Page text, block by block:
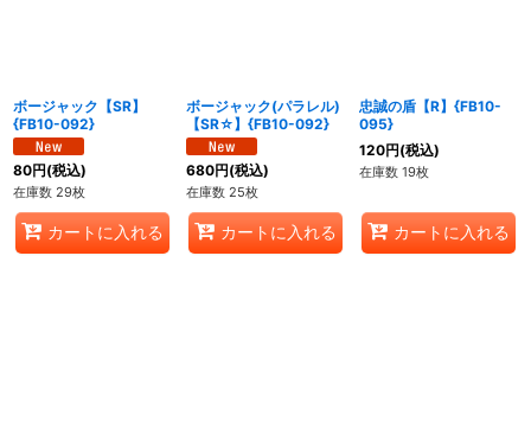
ボージャック【SR】
{FB10-092}
80円(税込)
在庫数 29枚
カートに入れる
ボージャック(パラレル)
【SR☆】{FB10-092}
680円(税込)
在庫数 25枚
カートに入れる
忠誠の盾【R】{FB10-
095}
120円(税込)
在庫数 19枚
カートに入れる